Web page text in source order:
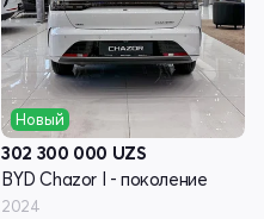
Новый
302 300 000 UZS
BYD Chazor I - поколение
2024